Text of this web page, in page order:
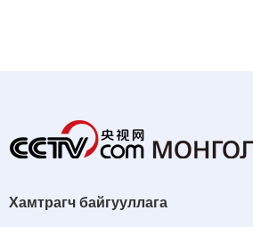
Хамтрагч байгууллага